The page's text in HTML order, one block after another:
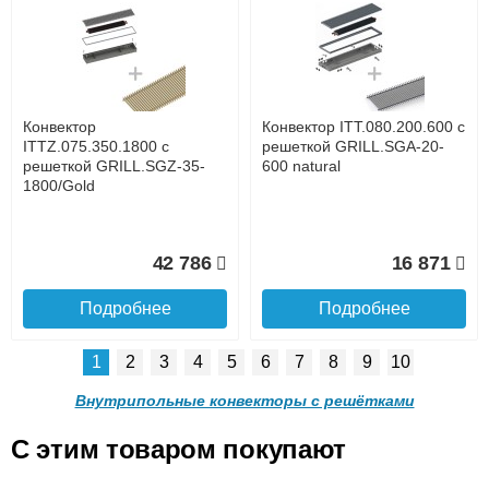
до подъезда
услуга платная
Конвектор ITTL.070.160.800
с решеткой GRILL.SGWL-
16-800 венге.
20 904
Подробнее
Конвектор ITTL.070.160.900
с решеткой GRILL.SGWL-
16-900 венге.
21 495
Конвектор
ITTL.070.160.1000 с
решеткой GRILL.SGWL-16-
Конвектор
ITTL.070.160.1100 с
решеткой GRILL.SGWL-16-
Конвектор
ITTZ.075.350.1800 с
решеткой GRILL.SGZ-35-
1800/Gold
42 786
Подробнее
Конвектор ITT.080.200.600 с
решеткой GRILL.SGA-20-
600 natural
16 871
Подробнее
1 2 3 4 5 6 7 8 9 10
Внутрипольные конвекторы с решётками
C этим товаром покупают